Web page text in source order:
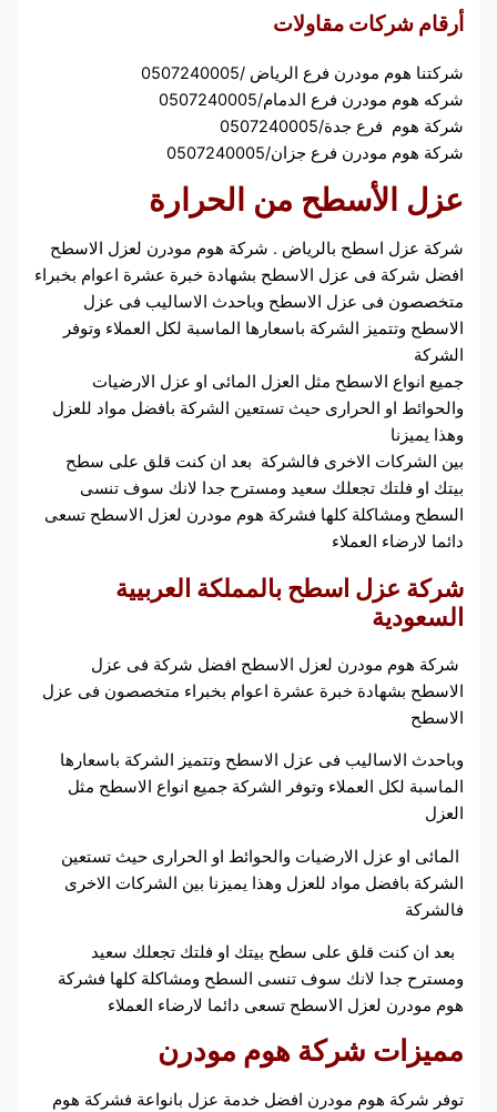
أرقام شركات مقاولات
شركتنا هوم مودرن فرع الرياض /0507240005
شركه هوم مودرن فرع الدمام/0507240005
شركة هوم فرع جدة/0507240005
شركة هوم مودرن فرع جزان/0507240005
عزل الأسطح من الحرارة
شركة عزل اسطح بالرياض . شركة هوم مودرن لعزل الاسطح
افضل شركة فى عزل الاسطح بشهادة خبرة عشرة اعوام بخبراء
متخصصون فى عزل الاسطح وباحدث الاساليب فى عزل
الاسطح وتتميز الشركة باسعارها الماسبة لكل العملاء وتوفر
الشركة
جميع انواع الاسطح مثل العزل المائى او عزل الارضيات
والحوائط او الحرارى حيث تستعين الشركة بافضل مواد للعزل
وهذا يميزنا
بين الشركات الاخرى فالشركة بعد ان كنت قلق على سطح
بيتك او فلتك تجعلك سعيد ومسترح جدا لانك سوف تنسى
السطح ومشاكلة كلها فشركة هوم مودرن لعزل الاسطح تسعى
دائما لارضاء العملاء
شركة عزل اسطحبالمملكة العربيية
السعودية
شركة هوم مودرن لعزل الاسطح افضل شركة فى عزل
الاسطح بشهادة خبرة عشرة اعوام بخبراء متخصصون فى عزل
الاسطح
وباحدث الاساليب فى عزل الاسطح وتتميز الشركة باسعارها
الماسبة لكل العملاء وتوفر الشركة جميع انواع الاسطح مثل
العزل
المائى او عزل الارضيات والحوائط او الحرارى حيث تستعين
الشركة بافضل مواد للعزل وهذا يميزنا بين الشركات الاخرى
فالشركة
بعد ان كنت قلق على سطح بيتك او فلتك تجعلك سعيد
ومسترح جدا لانك سوف تنسى السطح ومشاكلة كلها فشركة
هوم مودرن لعزل الاسطح تسعى دائما لارضاء العملاء
مميزات شركة هوم مودرن
توفر شركة هوم مودرن افضل خدمة عزل بانواعة فشركة هوم